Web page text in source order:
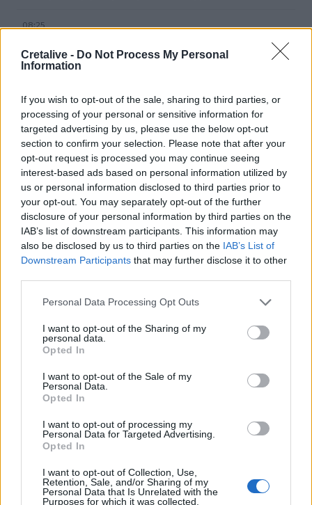
Cretalive - Do Not Process My Personal
Information
If you wish to opt-out of the sale, sharing to third parties, or
processing of your personal or sensitive information for
targeted advertising by us, please use the below opt-out
section to confirm your selection. Please note that after your
opt-out request is processed you may continue seeing
interest-based ads based on personal information utilized by
us or personal information disclosed to third parties prior to
your opt-out. You may separately opt-out of the further
disclosure of your personal information by third parties on the
IAB’s list of downstream participants. This information may
also be disclosed by us to third parties on the IAB’s List of
Downstream Participants that may further disclose it to other
Personal Data Processing Opt Outs
I want to opt-out of the Sharing of my
personal data.
Opted In
I want to opt-out of the Sale of my
Personal Data.
Opted In
I want to opt-out of processing my
Personal Data for Targeted Advertising.
Opted In
I want to opt-out of Collection, Use,
Retention, Sale, and/or Sharing of my
Personal Data that Is Unrelated with the
Purposes for which it was collected.
08:25
3ήμερο
ΗΠΑ: Δύο αεροσκάφη αναχαιτίστηκαν κοντά σε γήπεδο
γκολφ του Ντόναλντ Τραμπ
08:15
Άμεση Δράση και ΔΙ.ΑΣ: Εκεί όπου κάθε δευτερόλεπτο
μετράει - Βίντεο
08:14
Ο Τραμπ αναδημοσίευσε συνέντευξη του Θάνου Πλεύρη
για το μεταναστευτικό (pic)
08:10
Διάσωση μεταναστών τη νύχτα στη Γαύδο
Μέρα Ντίκμαν στον ΟΦΗ
Τι λένε τα άστρα σήμερα: Οι προβλέψεις για όλα τα ζώδια
Θρίλερ με 66χρονο νεκρό - Είχε καταγγείλει
ενδοοικογενειακή βία